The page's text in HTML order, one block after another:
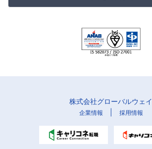
株式会社グローバルウェイ
企業情報 採用情報